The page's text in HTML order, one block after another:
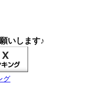
いします♪
グ